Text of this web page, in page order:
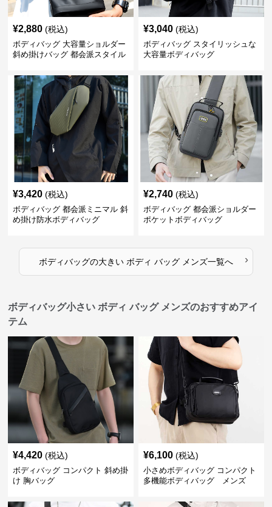
¥2,880 (税込)
ボディバッグ 大容量ショルダー
斜め掛けバッグ 都会派スタイル
¥3,040 (税込)
ボディバッグ スタイリッシュな
大容量ボディバッグ
¥3,420 (税込)
ボディバッグ 都会派ミニマル 斜
め掛け防水ボディバッグ
¥2,740 (税込)
ボディバッグ 都会派ショルダー
ポケットボディバッグ
ボディバッグの大きい ボディ バッグ メンズ一覧へ ›
ボディバッグ小さい ボディ バッグ メンズのおすすめアイ
テム
¥4,420 (税込)
ボディバッグ コンパクト 斜め掛
け 胸バッグ
¥6,100 (税込)
小さめボディバッグ コンパクト
多機能ボディバッグ メンズ